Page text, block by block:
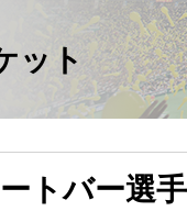
ット
トバー選